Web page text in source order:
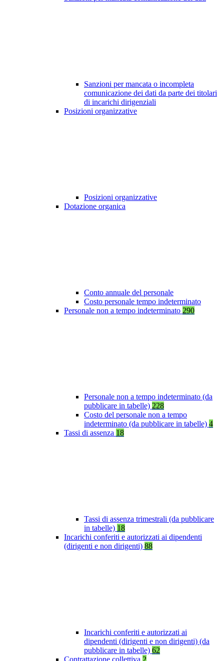
Sanzioni per mancata o incompleta
comunicazione dei dati da parte dei titolari
di incarichi dirigenziali
Posizioni organizzative
Posizioni organizzative
Dotazione organica
Conto annuale del personale
Costo personale tempo indeterminato
Personale non a tempo indeterminato 290
Personale non a tempo indeterminato (da
pubblicare in tabelle) 228
Costo del personale non a tempo
indeterminato (da pubblicare in tabelle) 4
Tassi di assenza 18
Tassi di assenza trimestrali (da pubblicare
in tabelle) 18
Incarichi conferiti e autorizzati ai dipendenti
(dirigenti e non dirigenti) 88
Incarichi conferiti e autorizzati ai
dipendenti (dirigenti e non dirigenti) (da
pubblicare in tabelle) 62